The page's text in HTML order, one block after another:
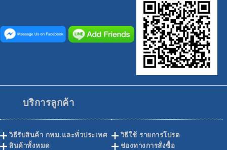
บริการลูกค้า
วิธีรับสินค้า กทม.และทั่วประเทศ
สินค้าทั้งหมด
วิธีใช้ รายการโปรด
ช่องทางการสั่งซื้อ